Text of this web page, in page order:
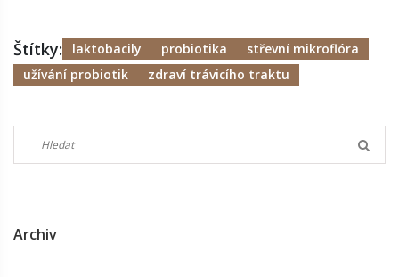
Štítky: laktobacily probiotika
střevní mikroflóra
užívání probiotik
zdraví trávicího traktu
Archiv